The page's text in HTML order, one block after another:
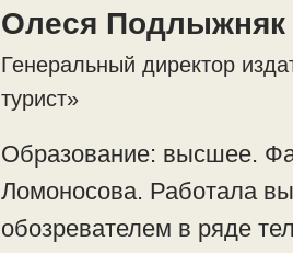
Олеся Подлыжняк
Генеральный директор
турист»
Образование: высшее.
Ломоносова. Работала
обозревателем в ряде